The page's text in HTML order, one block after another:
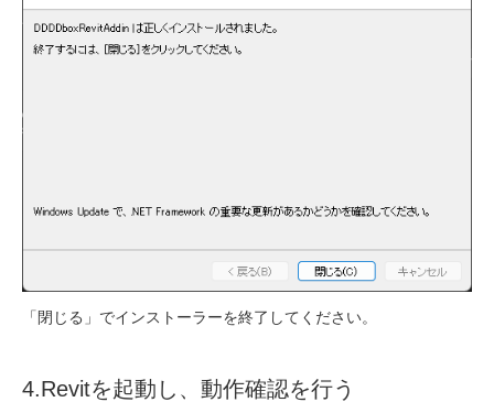
「閉じる」でインストーラーを終了してください。
4.Revitを起動し、動作確認を行う